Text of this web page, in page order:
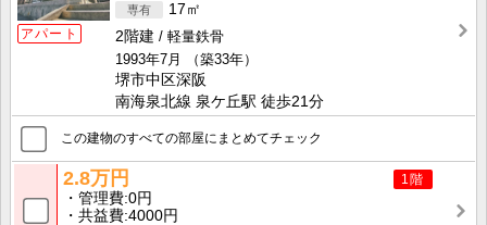
アパート
17㎡
2階建
軽量鉄骨
1993年7月
（築33年）
堺市中区深阪
南海泉北線 泉ケ丘駅 徒歩21分
この建物のすべての部屋にまとめてチェック
1階
2.8万円
管理費 0円
共益費 4000円